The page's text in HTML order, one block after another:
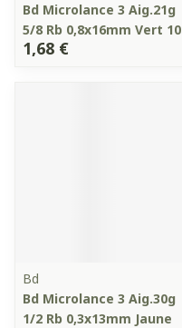
Bd Microlance 3 Aig.21g
5/8 Rb 0,8x16mm Vert 10
1,68 €
Bd
Bd Microlance 3 Aig.30g
1/2 Rb 0,3x13mm Jaune